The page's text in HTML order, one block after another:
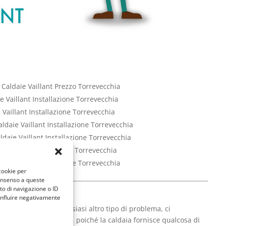
per
a queste
di navigazione o ID
negativamente
Vaillant Prezzo Torrevecchia
Vaillant Installazione Torrevecchia
Vaillant Installazione Torrevecchia
Vaillant Installazione Torrevecchia
Vaillant Installazione Torrevecchia
Vaillant Installazione Torrevecchia
Vaillant Installazione Torrevecchia
un guasto o qualsiasi altro tipo di problema, ci
superflua, poiché la caldaia fornisce qualcosa di